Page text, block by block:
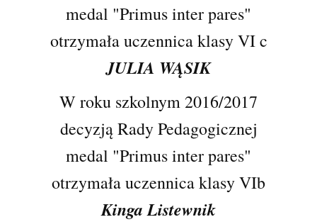
medal "Primus inter pares"
otrzymała uczennica klasy VI c
JULIA WĄSIK
W roku szkolnym 2016/2017
decyzją Rady Pedagogicznej
medal "Primus inter pares"
otrzymała uczennica klasy VIb
Kinga Listewnik